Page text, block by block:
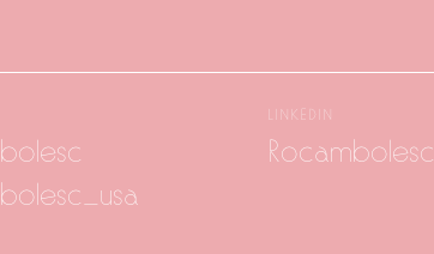
LINKEDIN
Rocambolesc